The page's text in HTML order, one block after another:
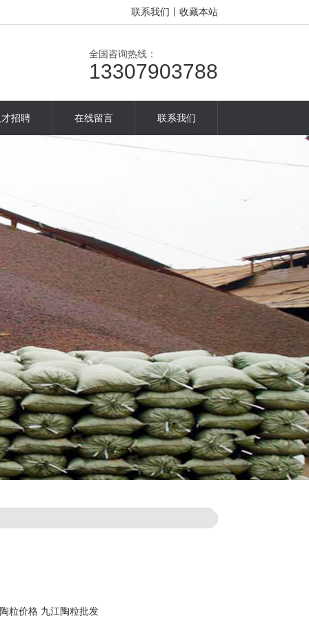
联系我们 收藏本站
全国咨询热线：
13307903788
招聘 在线留言 联系我们
粒价格 九江陶粒批发